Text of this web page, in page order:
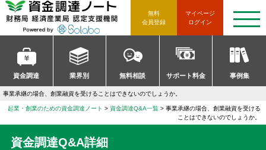
マイページ
ログイン
無料
会員登録
資金調達 業界別 無料相談 サポート料金 事例集
t
o
g
l
e
n
a
g
a
t
事業承継の場合、創業融資を受けることはできないのでしょうか。
起業・創業のための資金調達ノート > 資金調達Q&A一覧 >事業承継の場合、創業融資を受ける
ことはできないのでしょうか。
資金調達Q&A詳細